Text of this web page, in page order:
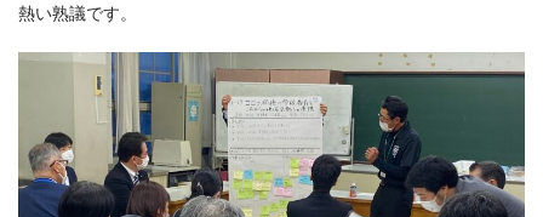
熱い熟議です。